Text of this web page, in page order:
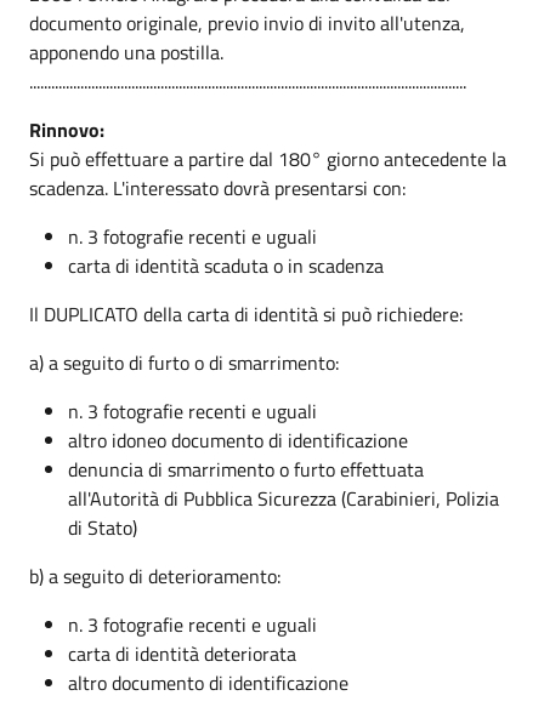
documento originale, previo invio di invito all'utenza,
apponendo una postilla.
........................................................................................................................
Rinnovo:
Si può effettuare a partire dal 180° giorno antecedente la
scadenza. L'interessato dovrà presentarsi con:
n. 3 fotografie recenti e uguali
carta di identità scaduta o in scadenza
Il DUPLICATO della carta di identità si può richiedere:
a) a seguito di furto o di smarrimento:
n. 3 fotografie recenti e uguali
altro idoneo documento di identificazione
denuncia di smarrimento o furto effettuata
all'Autorità di Pubblica Sicurezza (Carabinieri, Polizia
di Stato)
b) a seguito di deterioramento:
n. 3 fotografie recenti e uguali
carta di identità deteriorata
altro documento di identificazione